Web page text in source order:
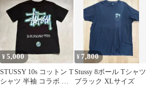
¥5,000
STUSSY 10s コットン T
シャツ 半袖 コラボ M
¥ 7,800
Stussy 8ボール Tシャツ
ブラック XLサイズ